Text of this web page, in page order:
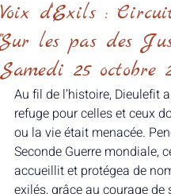
Voix d'Exils :
"Sur les pas des
Samedi 25 octobre
Au fil de l’histoire, Dieulefit
refuge pour celles et ceux
ou la vie était menacée.
Seconde Guerre mondiale,
accueillit et protégea de
exilés, grâce au courage de